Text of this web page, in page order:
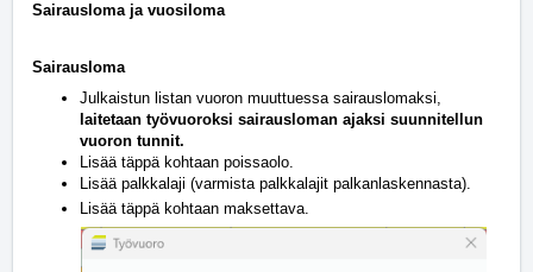
Sairausloma ja vuosiloma
Sairausloma
Julkaistun listan vuoron muuttuessa sairauslomaksi,
laitetaan työvuoroksi sairausloman ajaksi suunnitellun
vuoron tunnit.
Lisää täppä kohtaan poissaolo.
Lisää palkkalaji (varmista palkkalajit palkanlaskennasta).
Lisää täppä kohtaan maksettava.